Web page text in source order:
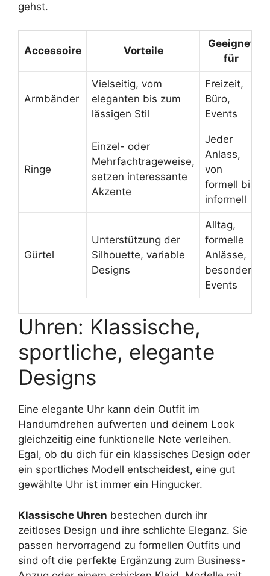
gehst.
Accessoire Vorteile
Geeignet
für
Armbänder
Vielseitig, vom
eleganten bis zum
lässigen Stil
Freizeit,
Büro,
Events
Ringe
Einzel- oder
Mehrfachtrageweise,
setzen interessante
Akzente
Jeder
Anlass,
von
formell bis
informell
Gürtel
Unterstützung der
Silhouette, variable
Designs
Alltag,
formelle
Anlässe,
besondere
Events
Uhren: Klassische,
sportliche, elegante
Designs
Eine elegante Uhr kann dein Outfit im
Handumdrehen aufwerten und deinem Look
gleichzeitig eine funktionelle Note verleihen.
Egal, ob du dich für ein klassisches Design oder
ein sportliches Modell entscheidest, eine gut
gewählte Uhr ist immer ein Hingucker.
Klassische Uhren bestechen durch ihr
zeitloses Design und ihre schlichte Eleganz. Sie
passen hervorragend zu formellen Outfits und
sind oft die perfekte Ergänzung zum Business-